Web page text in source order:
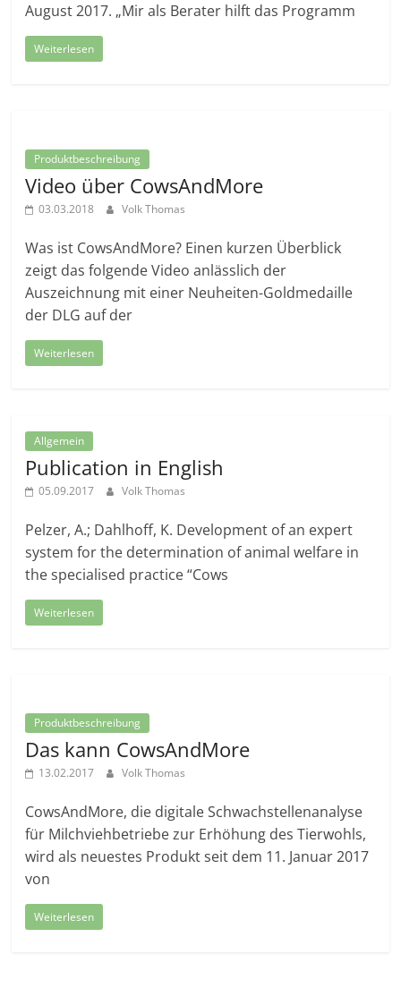
August 2017. „Mir als Berater hilft das Programm
Weiterlesen
Produktbeschreibung
Video über CowsAndMore
03.03.2018 Volk Thomas
Was ist CowsAndMore? Einen kurzen Überblick
zeigt das folgende Video anlässlich der
Auszeichnung mit einer Neuheiten-Goldmedaille
der DLG auf der
Weiterlesen
Allgemein
Publication in English
05.09.2017 Volk Thomas
Pelzer, A.; Dahlhoff, K. Development of an expert
system for the determination of animal welfare in
the specialised practice “Cows
Weiterlesen
Produktbeschreibung
Das kann CowsAndMore
13.02.2017 Volk Thomas
CowsAndMore, die digitale Schwachstellenanalyse
für Milchviehbetriebe zur Erhöhung des Tierwohls,
wird als neuestes Produkt seit dem 11. Januar 2017
von
Weiterlesen